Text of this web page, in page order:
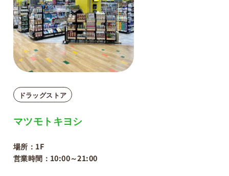
マツモトキヨシ
場所：1F
営業時間：10:00～21:00
ドラッグストア